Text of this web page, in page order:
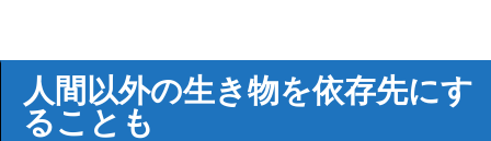
人間以外の生き物を依存先にす
ることも